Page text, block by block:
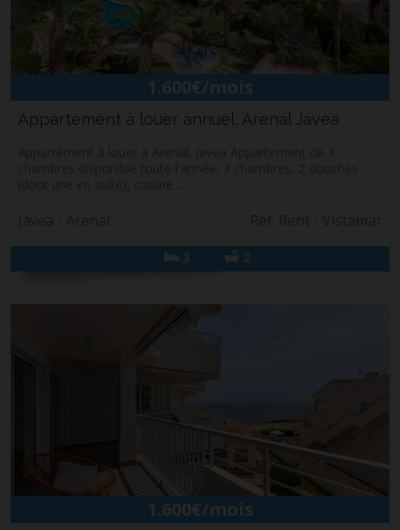
1.600€/mois
Appartement à louer annuel, Arenal Javea
3 2
1.600€/mois